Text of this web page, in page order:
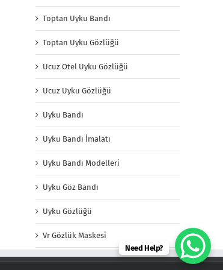
Toptan Uyku Bandı
Toptan Uyku Gözlüğü
Ucuz Otel Uyku Gözlüğü
Ucuz Uyku Gözlüğü
Uyku Bandı
Uyku Bandı İmalatı
Uyku Bandı Modelleri
Uyku Göz Bandı
Uyku Gözlüğü
Vr Gözlük Maskesi
Need Help?